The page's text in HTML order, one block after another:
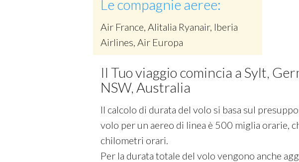
Le compagnie aeree:
Air France, Alitalia Ryanair, Iberia
Airlines, Air Europa
Il Tuo viaggio comincia a Sylt,
NSW, Australia
Il calcolo di durata del volo si basa sul
volo per un aereo di linea è 500 miglia orarie,
chilometri orari.
Per la durata totale del volo vengono anche